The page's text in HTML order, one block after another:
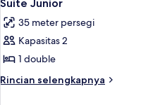
Orang
semua
foto
untuk
Suite
Junior
Suite Junior
35 meter persegi
Kapasitas 2
1 double
Rincian selengkapnya
Rincian